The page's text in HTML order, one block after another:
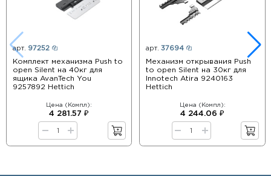
арт. 97252
Комплект механизма Push to
open Silent на 40кг для
ящика AvanTech You
9257892 Hettich
Цена (Компл):
4 281.57 ₽
арт. 37694
Механизм открывания Push
to open Silent на 30кг для
Innotech Atira 9240163
Hettich
Цена (Компл):
4 244.06 ₽